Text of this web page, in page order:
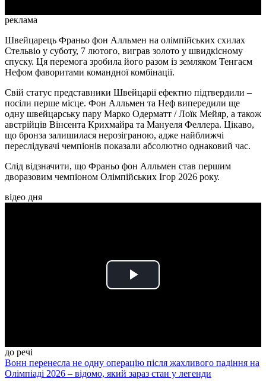
реклама
Швейцарець Франьо фон Алльмен на олімпійських схилах
Стельвіо у суботу, 7 лютого, виграв золото у швидкісному
спуску. Ця перемога зробила його разом із земляком Тенгаєм
Нефом фаворитами командної комбінації.
Свій статус представники Швейцарії ефектно підтвердили –
посіли перше місце. Фон Алльмен та Неф випередили ще
одну швейцарську пару Марко Одерматт / Лоїк Мейяр, а також
австрійців Вінсента Крихмайра та Мануеля Феллера. Цікаво,
що бронза залишилася нерозіграною, адже найближчі
переслідувачі чемпіонів показали абсолютно однаковий час.
Слід відзначити, що Франьо фон Алльмен став першим
дворазовим чемпіоном Олімпійських Ігор 2026 року.
відео дня
Play
до речі
Вонн перенесла не одну операцію після жахливого падіння на
Олімпіаді 2026 – відомо, який зараз стан у легенди